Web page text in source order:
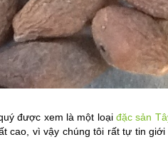
được xem là một loạiđặc sản
cao, vì vậy chúng tôi rất tự tin